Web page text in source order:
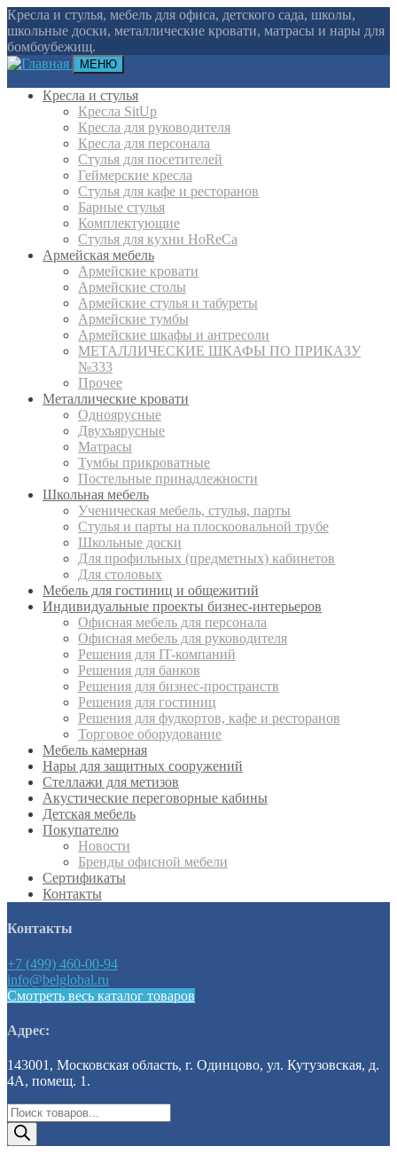
Кресла и стулья, мебель для офиса, детского сада, школы,
школьные доски, металлические кровати, матрасы и нары для
бомбоубежищ.
МЕНЮ
Кресла и стулья
Кресла SitUp
Кресла для руководителя
Кресла для персонала
Стулья для посетителей
Геймерские кресла
Cтулья для кафе и ресторанов
Барные стулья
Комплектующие
Стулья для кухни HoReCa
Армейская мебель
Армейские кровати
Армейские столы
Армейские стулья и табуреты
Армейские тумбы
Армейские шкафы и антресоли
МЕТАЛЛИЧЕСКИЕ ШКАФЫ ПО ПРИКАЗУ
№333
Прочее
Металлические кровати
Одноярусные
Двухъярусные
Матрасы
Тумбы прикроватные
Постельные принадлежности
Школьная мебель
Ученическая мебель, стулья, парты
Стулья и парты на плоскоовальной трубе
Школьные доски
Для профильных (предметных) кабинетов
Для столовых
Мебель для гостиниц и общежитий
Индивидуальные проекты бизнес-интерьеров
Офисная мебель для персонала
Офисная мебель для руководителя
Решения для IT-компаний
Решения для банков
Решения для бизнес-пространств
Решения для гостиниц
Решения для фудкортов, кафе и ресторанов
Торговое оборудование
Мебель камерная
Нары для защитных сооружений
Стеллажи для метизов
Акустические переговорные кабины
Детская мебель
Покупателю
Новости
Бренды офисной мебели
Сертификаты
Контакты
Контакты
+7 (499) 460-00-94
info@belglobal.ru
Смотреть весь каталог товаров
Адрес:
143001, Московская область, г. Одинцово, ул. Кутузовская, д.
4А, помещ. 1.
Поиск
товаров